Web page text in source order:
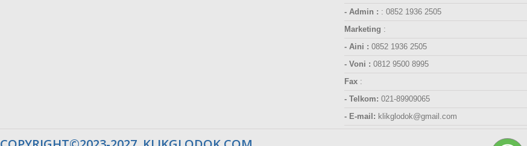
- Admin : : 0852 1936 2505
Marketing :
- Aini : 0852 1936 2505
- Voni : 0812 9500 8995
Fax:
- Telkom: 021-89909065
- E-mail: klikglodok@gmail.com